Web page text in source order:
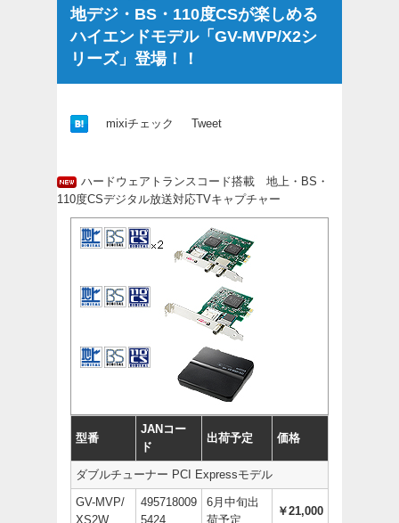
地デジ・BS・110度CSが楽しめる
ハイエンドモデル「GV-MVP/X2シ
リーズ」登場！！
mixiチェック Tweet
ハードウェアトランスコード搭載 地上・BS・
110度CSデジタル放送対応TVキャプチャー
型番
JANコー
ド
出荷予定 価格
ダブルチューナー PCI Expressモデル
GV-MVP/
XS2W
495718009
5424
6月中旬出
荷予定
￥21,000